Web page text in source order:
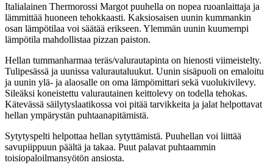
Italialainen Thermorossi Margot puuhella on nopea ruoanlaittaja ja
lämmittää huoneen tehokkaasti. Kaksiosaisen uunin kummankin
osan lämpötilaa voi säätää erikseen. Ylemmän uunin kuumempi
lämpötila mahdollistaa pizzan paiston.
Hellan tummanharmaa teräs/valurautapinta on hienosti viimeistelty.
Tulipesässä ja uunissa valurautaluukut. Uunin sisäpuoli on emaloitu
ja uunin ylä- ja alaosalle on oma lämpömittari sekä vuolukivilevy.
Sileäksi koneistettu valurautainen keittolevy on todella tehokas.
Kätevässä säilytyslaatikossa voi pitää tarvikkeita ja jalat helpottavat
hellan ympärystän puhtaanapitämistä.
Sytytyspelti helpottaa hellan sytyttämistä. Puuhellan voi liittää
savupiippuun päältä ja takaa. Puut palavat puhtaammin
toisiopaloilmansyötön ansiosta.